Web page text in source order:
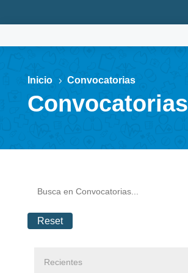
Inicio 5 Convocatorias
Convocatorias
Reset